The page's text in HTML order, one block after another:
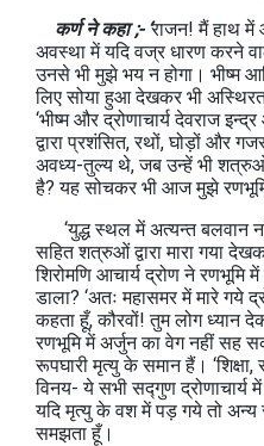
कर्ण ने कहा ;- ‘राजन! मैं हाथ
अवस्था में यदि वज्र धारण करने
उनसे भी मुझे भय न होगा। भीष्म
लिए सोया हुआ देखकर भी
‘भीष्म और द्रोणाचार्य देवराज
द्वारा प्रशंसित, रथों, घोड़ों और
अवध्य-तुल्य थे, जब उन्हें भी शत्रुओं
है? यह सोचकर भी आज मुझे रणभूमि
‘युद्ध स्थल में अत्यन्त बलवान
सहित शत्रुओं द्वारा मारा गया
शिरोमणि आचार्य द्रोण ने
डाला? ‘अतः महासमर में मारे गये
कहता हूँ, कौरवों! तुम लोग ध्यान
रणभूमि में अर्जुन का वेग नहीं सह
रूपघारी मृत्यु के समान हैं।
विनय- ये सभी सद्गुण द्रोणाचार्य में
यदि मृत्यु के वश में पड़ गये तो अन्य
समझता हूँ।